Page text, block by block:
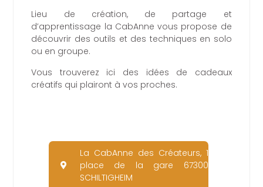
Lieu de création, de partage et
d’apprentissage la CabAnne vous propose de
découvrir des outils et des techniques en solo
ou en groupe.
Vous trouverez ici des idées de cadeaux
créatifs qui plairont à vos proches.
La CabAnne des Créateurs, 1
place de la gare 67300
SCHILTIGHEIM